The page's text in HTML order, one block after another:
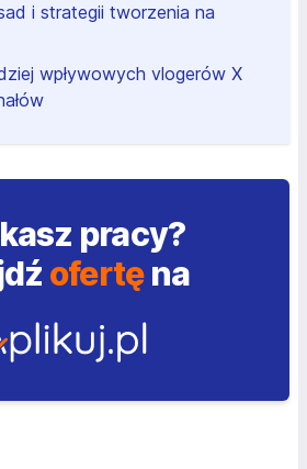
i strategii tworzenia na
wpływowych vlogerów X
pracy?
ofertęna